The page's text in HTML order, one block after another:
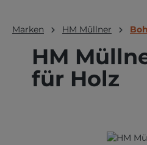
Marken HM Müllner
HM
für Holz
Bildergalerie überspringen